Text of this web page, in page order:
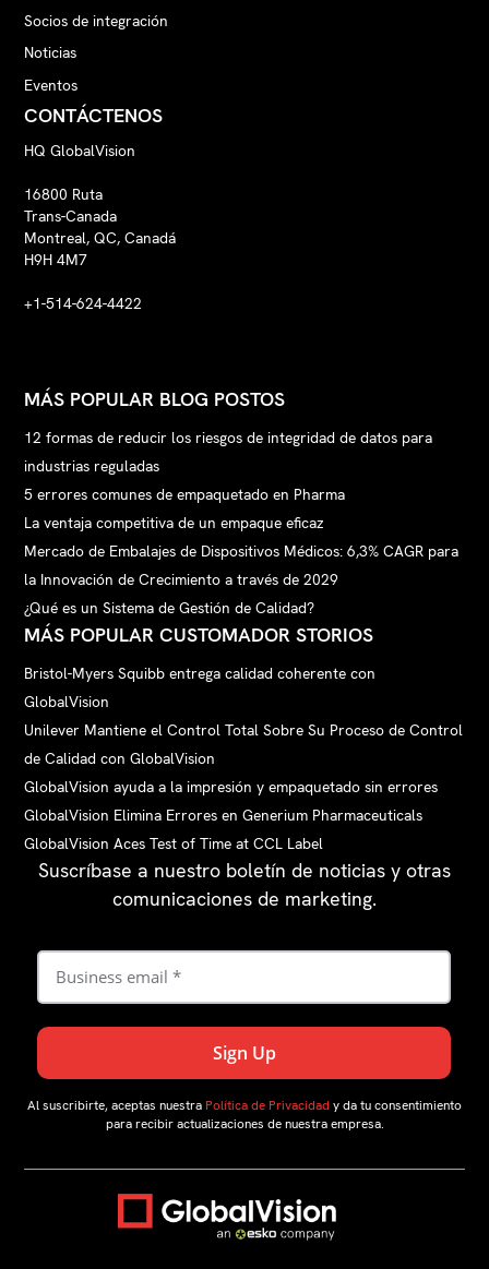
Socios de integración
Noticias
Eventos
CONTÁCTENOS
HQ GlobalVision
16800 Ruta
Trans-Canada
Montreal, QC, Canadá
H9H 4M7
+1-514-624-4422
MÁS POPULAR BLOG POSTOS
12 formas de reducir los riesgos de integridad de datos para
industrias reguladas
5 errores comunes de empaquetado en Pharma
La ventaja competitiva de un empaque eficaz
Mercado de Embalajes de Dispositivos Médicos: 6,3% CAGR para
la Innovación de Crecimiento a través de 2029
¿Qué es un Sistema de Gestión de Calidad?
MÁS POPULAR CUSTOMADOR STORIOS
Bristol-Myers Squibb entrega calidad coherente con
GlobalVision
Unilever Mantiene el Control Total Sobre Su Proceso de Control
de Calidad con GlobalVision
GlobalVision ayuda a la impresión y empaquetado sin errores
GlobalVision Elimina Errores en Generium Pharmaceuticals
GlobalVision Aces Test of Time at CCL Label
Suscríbase a nuestro boletín de noticias y otras
comunicaciones de marketing.
Al suscribirte, aceptas nuestra Política de Privacidad y da tu consentimiento
para recibir actualizaciones de nuestra empresa.